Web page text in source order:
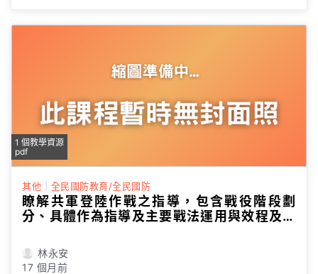
1 個教學資源
pdf
其他 全民國防教育/全民國防
瞭解共軍登陸作戰之指導，包含戰役階段劃
分、具體作為指導及主要戰法運用與效程及模
林永安
17 個月前